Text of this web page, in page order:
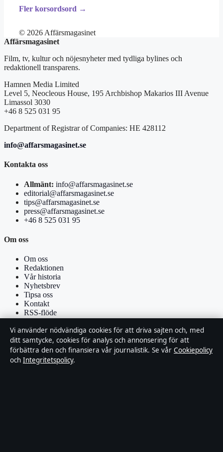
Fler korsordsord →
© 2026 Affärsmagasinet
Affärsmagasinet
Film, tv, kultur och nöjesnyheter med tydliga bylines och
redaktionell transparens.
Hamnen Media Limited
Level 5, Neocleous House, 195 Archbishop Makarios III Avenue
Limassol 3030
+46 8 525 031 95
Department of Registrar of Companies: HE 428112
info@affarsmagasinet.se
Kontakta oss
Allmänt: info@affarsmagasinet.se
editorial@affarsmagasinet.se
tips@affarsmagasinet.se
press@affarsmagasinet.se
+46 8 525 031 95
Om oss
Om oss
Redaktionen
Vår historia
Nyhetsbrev
Tipsa oss
Kontakt
RSS-flöde
Förtroende & standarder
Källor & standarder
Redaktionell policy
Vi använder nödvändiga cookies för att driva sajten och, med
ditt samtycke, cookies för analys och annonsering för att
förbättra den och finansiera vår journalistik. Se vår Cookiepolicy
och Integritetspolicy.